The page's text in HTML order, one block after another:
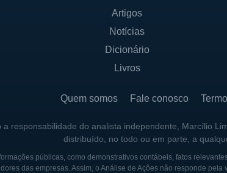
parcerias com universidades e
setor. Com uma estratégia de
novos mercados, a Misonix busca
passou por diferentes
de tecnologias de ultrassom. Ao longo
expandiram seu portfólio de produtos e
Artigos
Notícias
Dicionário
Livros
Quem somos Fale conosco
responsabilidade do analista independente, Marcílio
distribuído, no todo ou em parte, a
públicas, como demonstrativos contábeis, fatos
das empresas. Assim, o Análise de Ações não responde